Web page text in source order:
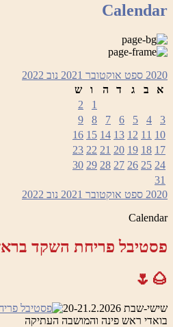
Calendar
2020 ספט אוקטובר 2021 נוב 2022
א
ב ג ד ה ו
ש
1
2
3
4
5
6
7
8
9
10
11
12
13
14
15
16
17
18
19
20
21
22
23
24
25
26
27
28
29
30
31
2020 ספט אוקטובר 2021 נוב 2022
Calendar
פסטיבל פריחת השקד
🌰🌷
שישי-שבת 20-21.2.2026
בואדי ראש פינה והמושבה העתיקה